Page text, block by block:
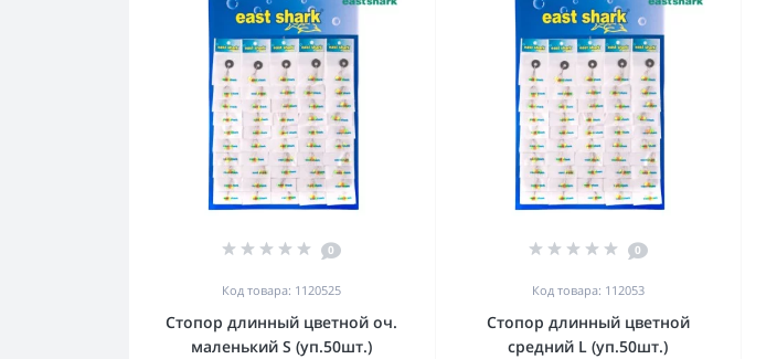
0
Код товара: 1120525
Стопор длинный цветной оч.
маленький S (уп.50шт.)
0
Код товара: 112053
Стопор длинный цветной
средний L (уп.50шт.)